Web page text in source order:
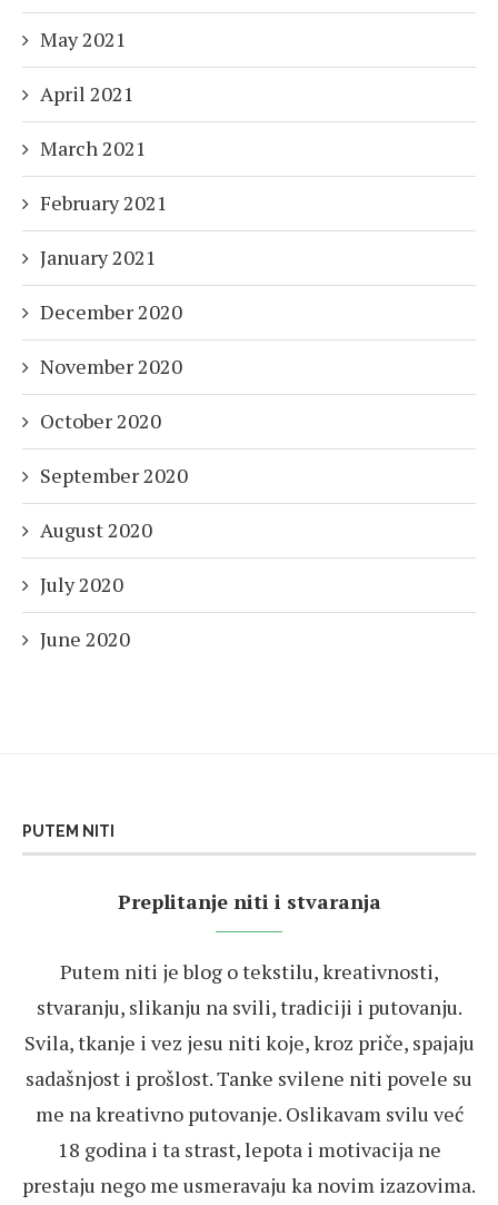
May 2021
April 2021
March 2021
February 2021
January 2021
December 2020
November 2020
October 2020
September 2020
August 2020
July 2020
June 2020
PUTEM NITI
Preplitanje niti i stvaranja
Putem niti je blog o tekstilu, kreativnosti,
stvaranju, slikanju na svili, tradiciji i putovanju.
Svila, tkanje i vez jesu niti koje, kroz priče, spajaju
sadašnjost i prošlost. Tanke svilene niti povele su
me na kreativno putovanje. Oslikavam svilu već
18 godina i ta strast, lepota i motivacija ne
prestaju nego me usmeravaju ka novim izazovima.